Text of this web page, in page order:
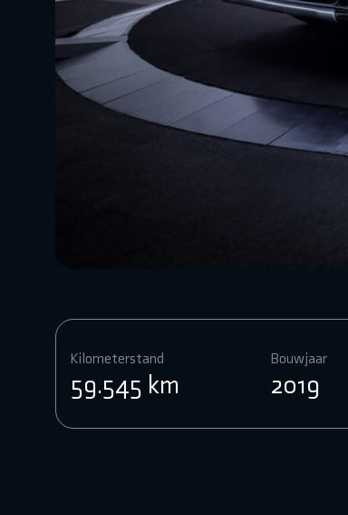
Kilometerstand
59.545 km
Bouwjaar
2019